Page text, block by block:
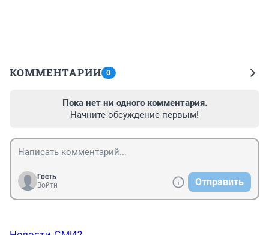
КОММЕНТАРИИ 0
Пока нет ни одного комментария.
Начните обсуждение первым!
Гость
Войти
Отправить